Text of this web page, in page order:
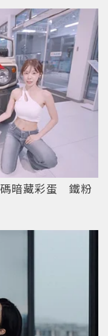
暗藏彩蛋 鐵粉